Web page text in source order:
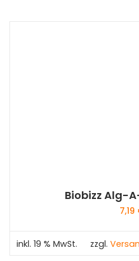
Biobizz Alg-
7,19
inkl. 19 % MwSt. zzgl.